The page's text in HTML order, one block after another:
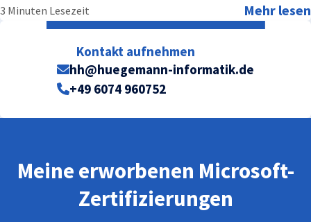
3 Minuten Lesezeit Mehr lesen
Kontakt aufnehmen
hh@huegemann-informatik.de
+49 6074 960752
Meine erworbenen Microsoft-
Zertifizierungen